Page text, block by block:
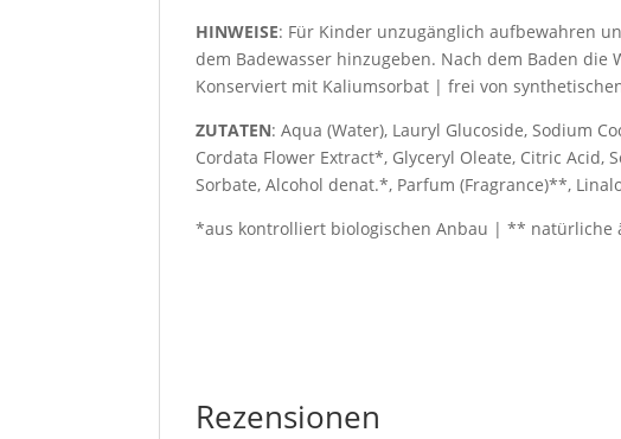
HINWEISE: Für Kinder unzugänglich aufbewahren
dem Badewasser hinzugeben. Nach dem Baden
Konserviert mit Kaliumsorbat | frei von
ZUTATEN: Aqua (Water), Lauryl Glucoside, Sodium
Cordata Flower Extract*, Glyceryl Oleate, Citric Acid,
Sorbate, Alcohol denat.*, Parfum (Fragrance)**,
*aus kontrolliert biologischen Anbau | ** natürliche
Rezensionen